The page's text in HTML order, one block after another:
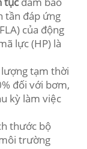
tần đáp ứng
của động
lực (HP) là
tạm thời
đối với bơm,
kỳ làm việc
thước bộ
trường